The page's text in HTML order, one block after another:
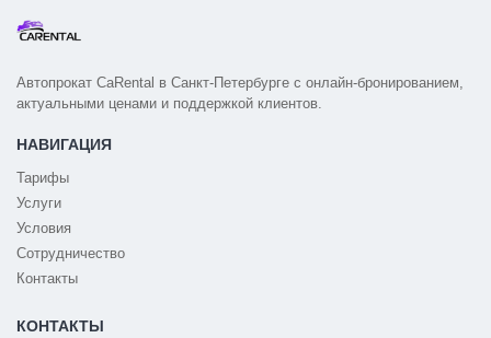
Автопрокат CaRental в Санкт-Петербурге с онлайн-бронированием,
актуальными ценами и поддержкой клиентов.
НАВИГАЦИЯ
Тарифы
Услуги
Условия
Сотрудничество
Контакты
КОНТАКТЫ